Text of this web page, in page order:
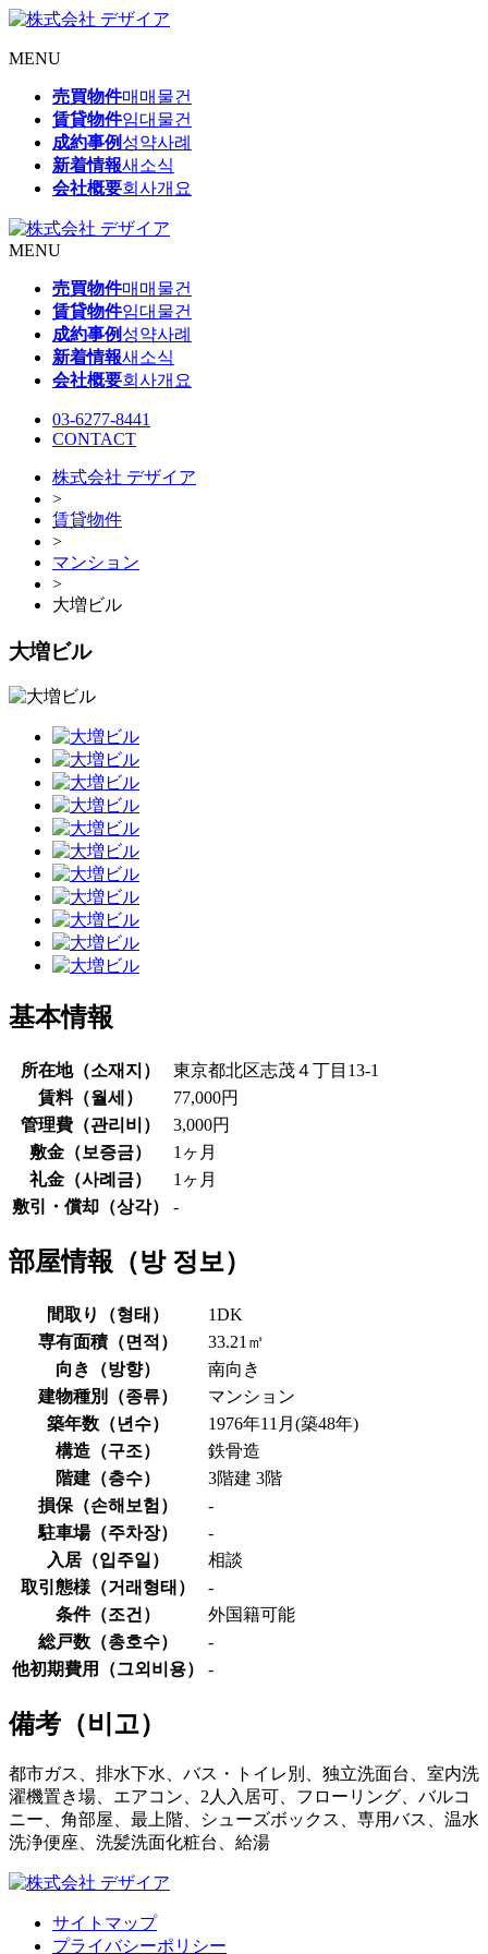
MENU
売買物件매매물건
賃貸物件임대물건
成約事例 성약사례
新着情報새소식
会社概要회사개요
MENU
売買物件매매물건
賃貸物件임대물건
成約事例 성약사례
新着情報새소식
会社概要회사개요
03-6277-8441
CONTACT
株式会社 デザイア
>
賃貸物件
>
マンション
>
大増ビル
大増ビル
基本情報
所在地（소재지 ）
東京都北区志茂４丁目13-1
賃料（월세 ）
77,000円
管理費（관리비 ）
3,000円
敷金（보증금）
1ヶ月
礼金（사례금）
1ヶ月
敷引・償却（상각） -
部屋情報（방 정보）
間取り（형태 ）
1DK
専有面積（면적 ）
33.21㎡
向き（방향）
南向き
建物種別（종류）
マンション
築年数（년수）
1976年11月(築48年)
構造（구조）
鉄骨造
階建（층수）
3階建 3階
損保（손해보험 ）
-
駐車場（주차장）
-
入居（입주일 ）
相談
取引態様（거래형태 ）
-
条件（조건 ）
外国籍可能
総戸数（총호수）
-
他初期費用（그외비용） -
備考（비고）
都市ガス、排水下水、バス・トイレ別、独立洗面台、室内洗
濯機置き場、エアコン、2人入居可、フローリング、バルコ
ニー、角部屋、最上階、シューズボックス、専用バス、温水
洗浄便座、洗髪洗面化粧台、給湯
サイトマップ
プライバシーポリシー